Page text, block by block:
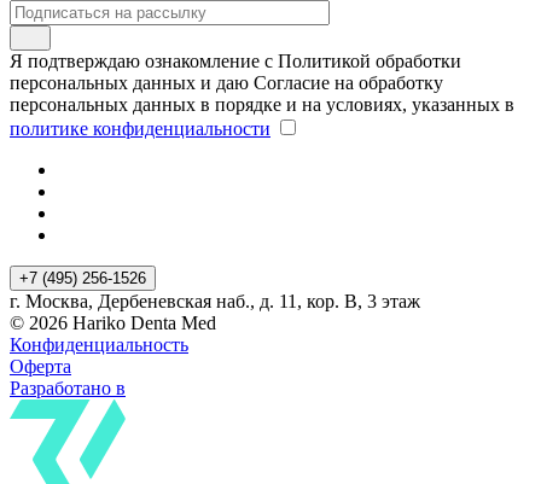
Я подтверждаю ознакомление с Политикой обработки
персональных данных и даю Согласие на обработку
персональных данных в порядке и на условиях, указанных в
политике конфиденциальности
+7 (495) 256-1526
г. Москва, Дербеневская наб., д. 11, кор. В, 3 этаж
© 2026 Hariko Denta Med
Конфиденциальность
Оферта
Разработано в